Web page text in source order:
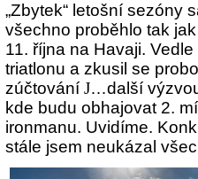
„Zbytek“ letošní sezóny
všechno proběhlo tak
11. října na Havaji.
triatlonu a zkusil se
zúčtování J…další
kde budu obhajovat 2.
ironmanu. Uvidíme.
stále jsem neukázal